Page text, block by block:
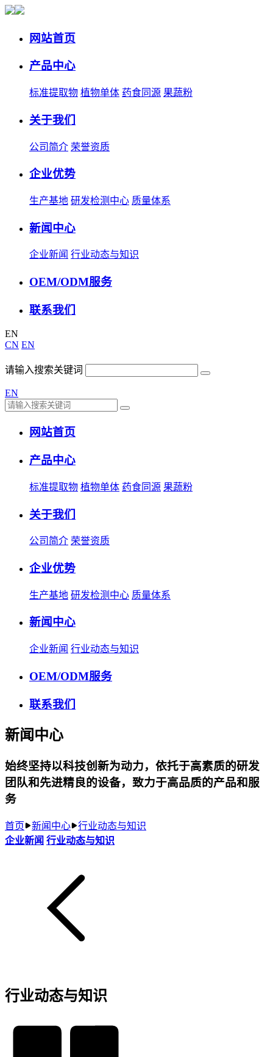
网站首页
产品中心
标准提取物 植物单体 药食同源 果蔬粉
关于我们
公司简介 荣誉资质
企业优势
生产基地 研发检测中心 质量体系
新闻中心
企业新闻 行业动态与知识
OEM/ODM服务
联系我们
EN
CN EN
请输入搜索关键词
EN
网站首页
产品中心
标准提取物 植物单体 药食同源 果蔬粉
关于我们
公司简介 荣誉资质
企业优势
生产基地 研发检测中心 质量体系
新闻中心
企业新闻 行业动态与知识
OEM/ODM服务
联系我们
新闻中心
始终坚持以科技创新为动力，依托于高素质的研发
团队和先进精良的设备，致力于高品质的产品和服
务
首页 新闻中心
行业动态与知识
企业新闻 行业动态与知识
行业动态与知识